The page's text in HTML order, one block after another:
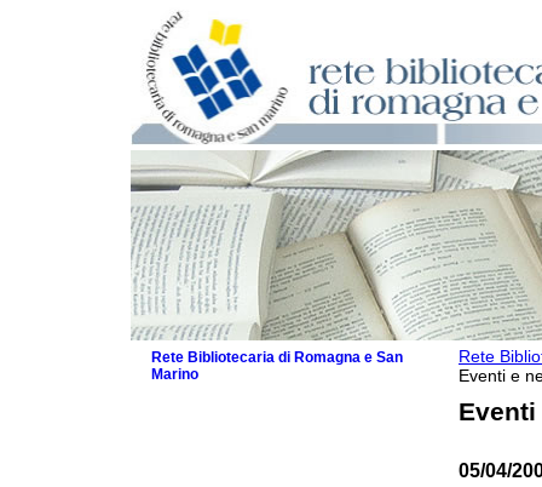
Rete
Eventi e
Eventi
05/04/
Rete Bibliotecaria di Romagna e San
Marino